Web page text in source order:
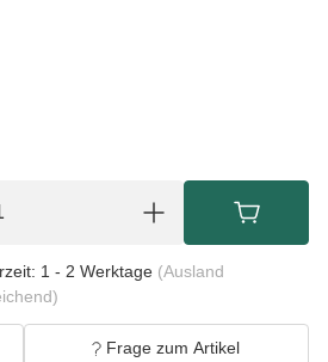
1 - 2 Werktage (Ausland
Frage zum Artikel